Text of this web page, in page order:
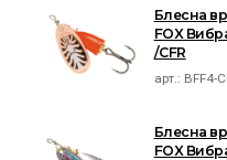
Блесна
FOX
/CFR
арт.: BFF4-
Блесна
FOX